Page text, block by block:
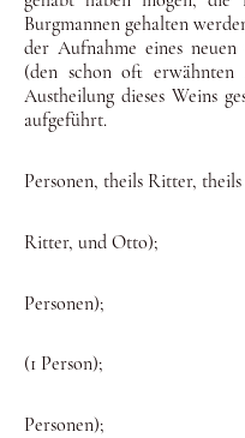
Burgmannen gehalten
der Aufnahme eines
(den schon oft
Aus­theilung dieses Weins
aufgeführt.
Die
Personen, theils Ritter,
die
Ritter, und Otto);
die
Personen);
die von
(1 Person);
die von
Personen);